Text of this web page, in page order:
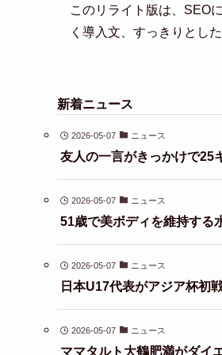
このリライト版は、SEO
く導入文、すっきりとし
新着ニュース
2026-05-07 ニュース
友人の一言がきっかけで25
2026-05-07 ニュース
51歳で美ボディを維持する
2026-05-07 ニュース
日本U17代表がアジア杯初
2026-05-07 ニュース
ママタルト大鶴肥満がダイ